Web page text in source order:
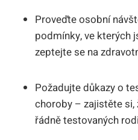
Proveďte osobní
podmínky, ve kterých
⁤zeptejte se⁤ na
Požadujte ⁣důkazy​ o
choroby – zajistěte
řádně testovaných